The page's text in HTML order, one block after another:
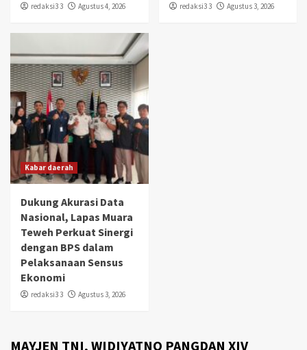
redaksi3 3 Agustus 4, 2026 redaksi3 3 Agustus 3, 2026
Kabar daerah
Dukung Akurasi Data
Nasional, Lapas Muara
Teweh Perkuat Sinergi
dengan BPS dalam
Pelaksanaan Sensus
Ekonomi
redaksi3 3 Agustus 3, 2026
MAYJEN TNI, WIDIYATNO PANGDAN XIV